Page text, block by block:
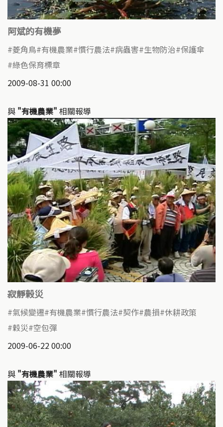
阿斌的有機夢
菱角鳥 有機農業 慣行農法 病蟲害 生物防治 保護傘
綠色保育標章
2009-08-31 00:00
與 "有機農業" 相關報導
寂靜榖災
氣候變遷 有機農業 慣行農法 契作 農損 休耕政策
穀災 空包彈
2009-06-22 00:00
與 "有機農業" 相關報導